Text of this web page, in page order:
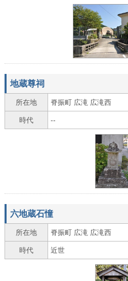
地蔵尊祠
所在地 脊振町 広滝 広滝西
時代 --
六地蔵石憧
所在地 脊振町 広滝 広滝西
時代 近世